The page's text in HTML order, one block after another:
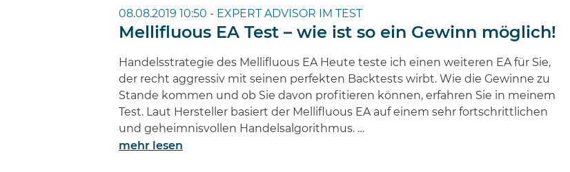
08.08.2019 10:50 - EXPERT ADVISOR IM TEST
Mellifluous EA Test – wie ist so ein Gewinn möglich!
Handelsstrategie des Mellifluous EA Heute teste ich einen weiteren EA für Sie,
der recht aggressiv mit seinen perfekten Backtests wirbt. Wie die Gewinne zu
Stande kommen und ob Sie davon profitieren können, erfahren Sie in meinem
Test. Laut Hersteller basiert der Mellifluous EA auf einem sehr fortschrittlichen
und geheimnisvollen Handelsalgorithmus. …
mehr lesen